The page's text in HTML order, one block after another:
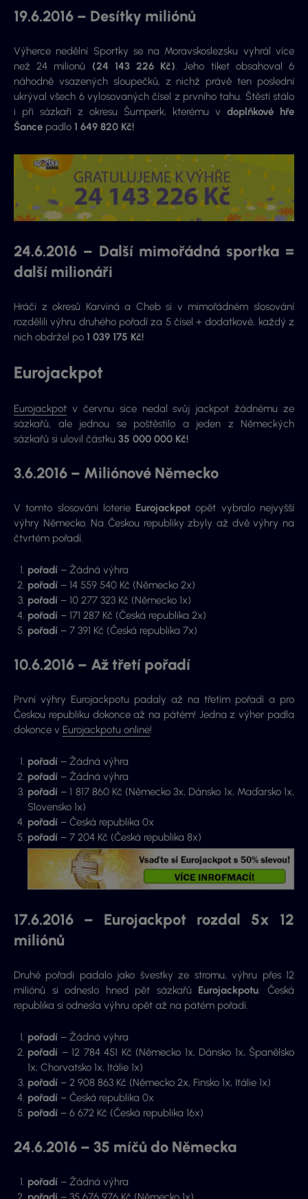
19.6.2016 – Desítky miliónů
Výherce nedělní Sportky se na Moravskoslezsku vyhrál více
než 24 milionů (24 143 226 Kč). Jeho tiket obsahoval 6
náhodně vsazených sloupečků, z nichž právě ten poslední
ukrýval všech 6 vylosovaných čísel z prvního tahu. Štěstí stálo
i při sázkaři z okresu Šumperk, kterému v doplňkové hře
Šance padlo 1 649 820 Kč!
24.6.2016 – Další mimořádná sportka =
další milionáři
Hráči z okresů Karviná a Cheb si v mimořádném slosování
rozdělili výhru druhého pořadí za 5 čísel + dodatkové, každý z
nich obdržel po 1 039 175 Kč!
Eurojackpot
Eurojackpot v červnu sice nedal svůj jackpot žádnému ze
sázkařů, ale jednou se poštěstilo a jeden z Německých
sázkařů si ulovil částku 35 000 000 Kč!
3.6.2016 – Miliónové Německo
V tomto slosování loterie Eurojackpot opět vybralo nejvyšší
výhry Německo. Na Českou republiky zbyly až dvě výhry na
čtvrtém pořadí.
pořadí – Žádná výhra
pořadí – 14 559 540 Kč (Německo 2x)
pořadí – 10 277 323 Kč (Německo 1x)
pořadí – 171 287 Kč (Česká republika 2x)
pořadí – 7 391 Kč (Česká republika 7x)
10.6.2016 – Až třetí pořadí
První výhry Eurojackpotu padaly až na třetím pořadí a pro
Českou republiku dokonce až na pátém! Jedna z výher padla
dokonce v Eurojackpotu online!
pořadí – Žádná výhra
pořadí – Žádná výhra
pořadí – 1 817 860 Kč (Německo 3x, Dánsko 1x, Maďarsko 1x,
Slovensko 1x)
pořadí – Česká republika 0x
pořadí – 7 204 Kč (Česká republika 8x)
17.6.2016 – Eurojackpot rozdal 5x 12
miliónů
Druhé pořadí padalo jako švestky ze stromu, výhru přes 12
miliónů si odneslo hned pět sázkařů Eurojackpotu. Česká
republika si odnesla výhru opět až na pátém pořadí.
pořadí – Žádná výhra
pořadí – 12 784 451 Kč (Německo 1x, Dánsko 1x, Španělsko
1x, Chorvatsko 1x, Itálie 1x)
pořadí – 2 908 863 Kč (Německo 2x, Finsko 1x, Itálie 1x)
pořadí – Česká republika 0x
pořadí – 6 672 Kč (Česká republika 16x)
24.6.2016 – 35 míčů do Německa
pořadí – Žádná výhra